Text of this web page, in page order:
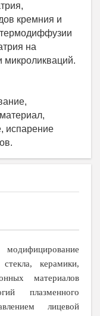
кремния и
на
микроликваций.
испарение
керамики,
материалов
плазменного
лицевой